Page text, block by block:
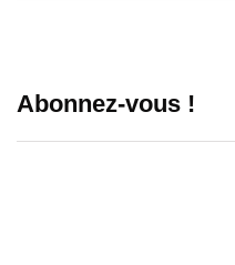
Abonnez-vous !